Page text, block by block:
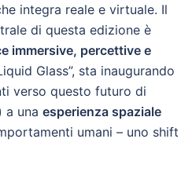
integra reale e virtuale. Il
di questa edizione è
immersive, percettive e
Glass”, sta inaugurando
verso questo futuro di
a una esperienza spaziale
umani – uno shift